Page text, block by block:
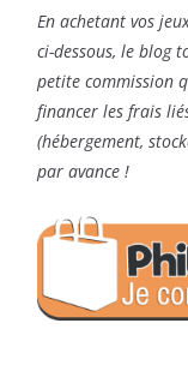
En achetant vos
ci-dessous, le blog
petite commission
financer les frais
(hébergement,
par avance !